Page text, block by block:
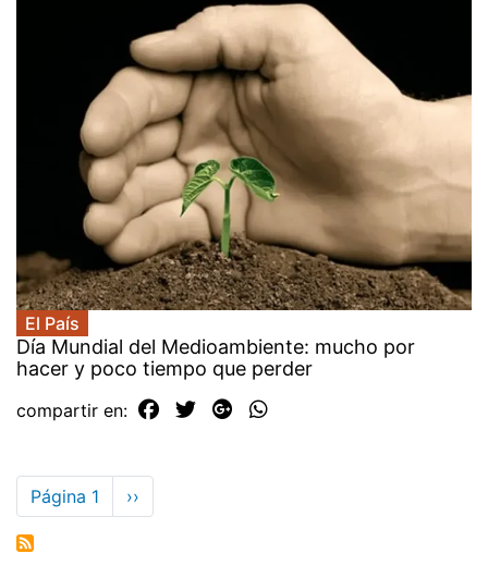
El País
Día Mundial del Medioambiente: mucho por
hacer y poco tiempo que perder
compartir en:
Paginación
Página 1
Siguiente
página
››